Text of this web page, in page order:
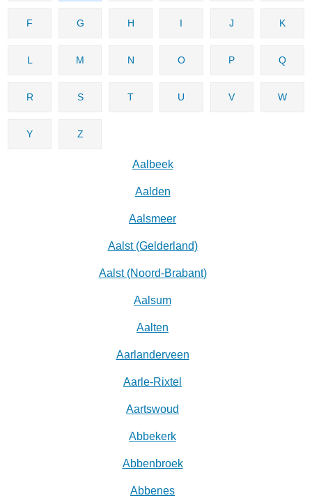
F G H I J K
L M N O P Q
R S T U V W
Y Z
Aalbeek
Aalden
Aalsmeer
Aalst (Gelderland)
Aalst (Noord-Brabant)
Aalsum
Aalten
Aarlanderveen
Aarle-Rixtel
Aartswoud
Abbekerk
Abbenbroek
Abbenes